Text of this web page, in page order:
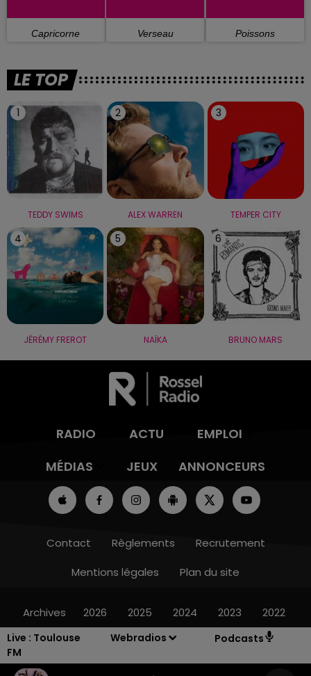
Live : Toulouse
FM
Webradios Podcasts
Capricorne Verseau Poissons
LE TOP
1
TEDDY SWIMS
2
ALEX WARREN
3
TEMPER CITY
4
JÉRÉMY FREROT
5
NAÏKA
6
BRUNO MARS
RADIO ACTU
EMPLOI
MÉDIAS
JEUX ANNONCEURS
Contact Règlements
Recrutement
Mentions légales
Plan du site
Archives 2026 2025 2024 2023 2022